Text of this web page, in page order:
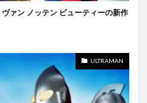
ァン ノッテン ビューティーの新作
ULTRAMAN